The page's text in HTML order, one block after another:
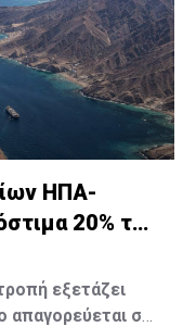
ΗΠΑ-
20% του
εξετάζει
σε